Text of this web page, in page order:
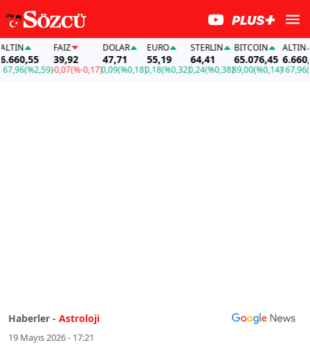
(%2,59)
FAİZ
39,92
-0,07(%-0,17)
DOLAR
47,71
0,09(%0,18)
EURO
55,19
0,18(%0,32)
STERLIN
64,41
0,24(%0,38)
BITCOIN
65.076,45
89,00(%0,14)
ALTIN
6.660,55
167,96
Haberler - Astroloji
19 Mayıs 2026 - 17:21